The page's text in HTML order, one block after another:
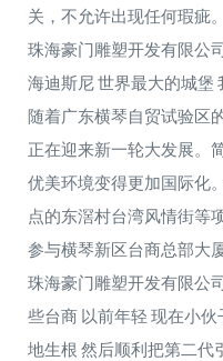
关，不允许出现任何瑕疵。
珠海豪门雕塑开发有限公
海迪斯尼 世界最大的城堡
随着广东横琴自贸试验区
正在迎来新一轮大发展。
优美环境变得更加国际化
点的东滘村台湾风情街等
参与横琴新区台商总部大
珠海豪门雕塑开发有限公
些台商 以前年轻 现在小
地生根 然后顺利把第二代